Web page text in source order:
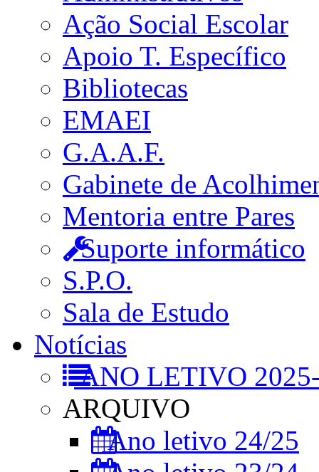
Ação Social Escolar
Apoio T. Específico
Bibliotecas
EMAEI
G.A.A.F.
Gabinete de
Mentoria entre Pares
Suporte informático
S.P.O.
Sala de Estudo
Notícias
ANO LETIVO
ARQUIVO
Ano letivo 24/25